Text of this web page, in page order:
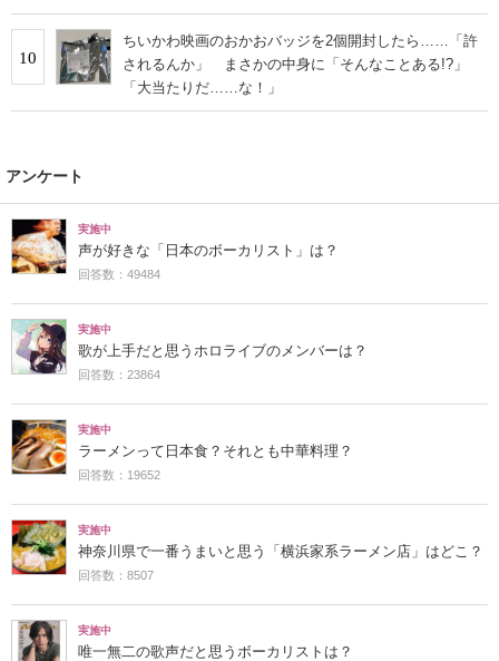
10
ちいかわ映画のおかおバッジを2個開封したら……「許
されるんか」 まさかの中身に「そんなことある!?」
「大当たりだ……な！」
アンケート
実施中
声が好きな「日本のボーカリスト」は？
回答数：49484
実施中
歌が上手だと思うホロライブのメンバーは？
回答数：23864
実施中
ラーメンって日本食？それとも中華料理？
回答数：19652
実施中
神奈川県で一番うまいと思う「横浜家系ラーメン店」はどこ？
回答数：8507
実施中
唯一無二の歌声だと思うボーカリストは？